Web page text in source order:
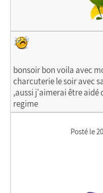
bonsoir bon voila avec
charcuterie le soir avec
,aussi j'aimerai être aidé
regime
Posté le